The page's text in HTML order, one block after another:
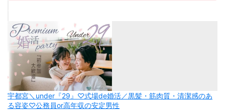
宇都宮＼under『29』♡式場de婚活／黒髪・筋肉質・清潔感のあ
る容姿♡公務員or高年収の安定男性